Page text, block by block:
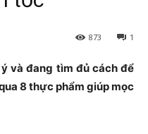
1
873
và đang tìm đủ cách để
8 thực phẩm giúp mọc